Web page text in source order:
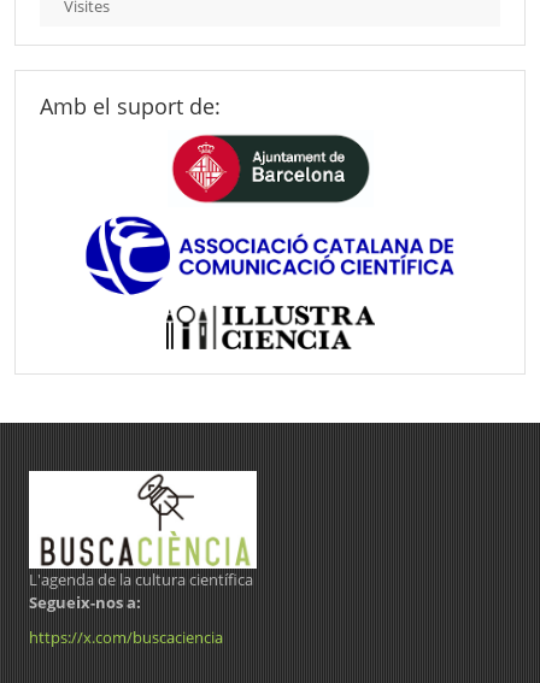
Visites
Amb el suport de:
L'agenda de la cultura científica
Segueix-nos a:
https://x.com/buscaciencia